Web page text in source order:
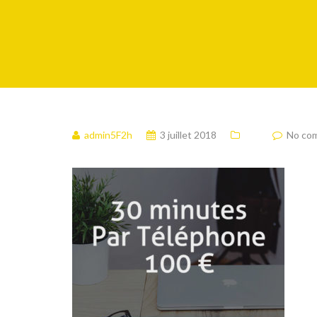
admin5F2h 3 juillet 2018 No